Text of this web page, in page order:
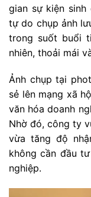
gian sự kiện
tự do chụp ảnh
trong suốt buổi
nhiên, thoải mái
Ảnh chụp tại
sẻ lên mạng xã
văn hóa doanh
Nhờ đó, công ty
vừa tăng độ
không cần đầu
nghiệp.